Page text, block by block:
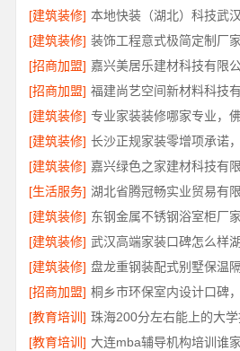
[建筑装修] 本地快装（湖北）科技武
[建筑装修] 装饰工程意式极简定制厂
[招商加盟] 嘉兴美居乐建材科技有限
[招商加盟]
[建筑装修]
[建筑装修]
[建筑装修]
[生活服务]
[建筑装修]
[建筑装修]
[建筑装修]
[招商加盟]
[教育培训]
[教育培训]